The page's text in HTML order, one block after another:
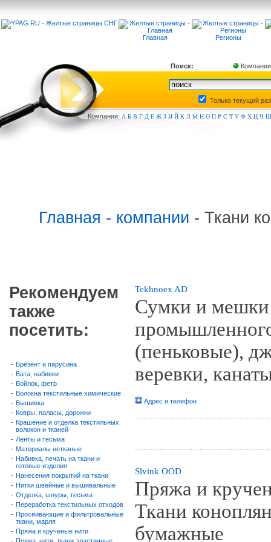
Главная Регионы
Поиск: Компании
Только текущий
Компании: А Б В Г Д Е Ж З И Й К Л М Н О П Р С Т У Ф Х Ц Ч Ш
Главная - компании - Ткани
Рекомендуем
также
посетить:
- Брезент и парусина
- Вата, набивки
- Войлок, фетр
- Волокна текстильные химические
- Вышивка
- Ковры, паласы, дорожки
- Крашение и отделка текстильных
волокон и тканей
- Ленты и тесьма
- Материалы нетканые
- Набивка, печать на ткани и
готовые изделия
- Нанесения покрытий на ткани
- Нитки швейные и вышивальные
- Отделка, шнуры, тесьма
- Переработка текстильных отходов
- Просеивающие и фильтровальные
ткани, марля
- Пряжа и крученые нити
Tekhnoex AD
Сумки и мешки
(пеньковые),
веревки,
Адрес и телефон
Slvink OOD
Пряжа и
Ткани
бумажные